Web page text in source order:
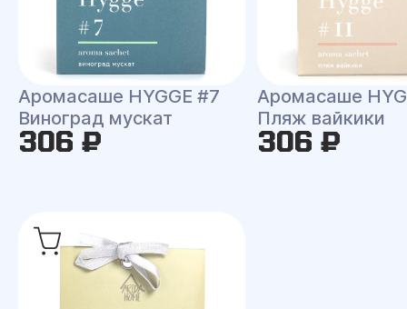
Аромасаше HYGGE #7
Виноград мускат
306 ₽
Аромасаше
Пляж вайкики
306 ₽